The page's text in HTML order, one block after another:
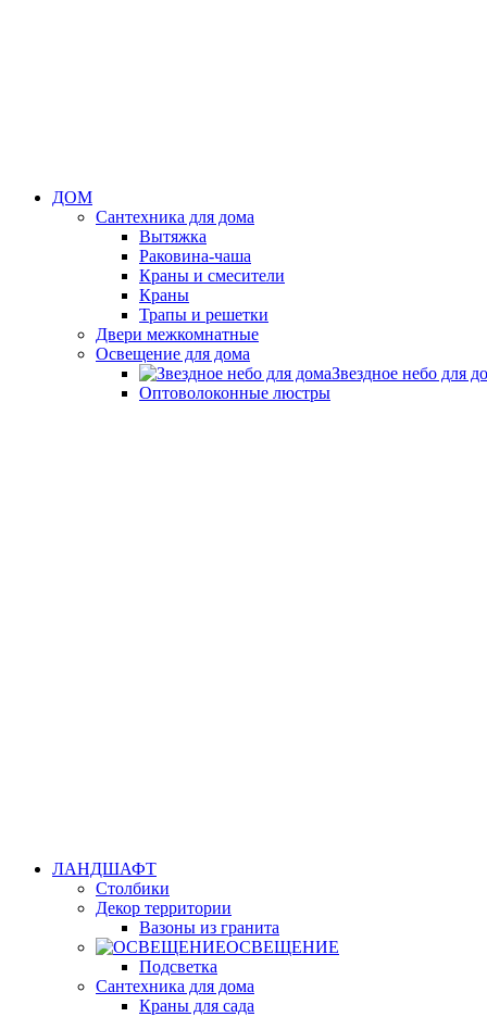
ДОМ
Сантехника для дома
Вытяжка
Раковина-чаша
Краны и смесители
Краны
Трапы и решетки
Двери межкомнатные
Освещение для дома
Звездное небо для
Оптоволоконные люстры
ЛАНДШАФТ
Столбики
Декор территории
Вазоны из гранита
ОСВЕЩЕНИЕ
Подсветка
Сантехника для дома
Краны для сада